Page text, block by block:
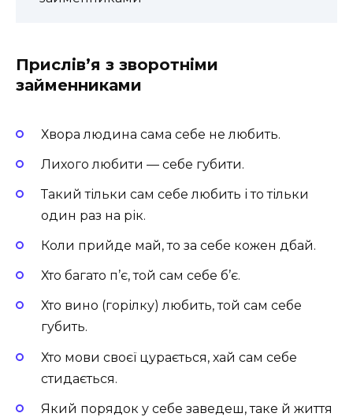
Прислів’я з зворотніми
займенниками
Хвора людина сама себе не любить.
Лихого любити — себе губити.
Такий тільки сам себе любить і то тільки
один раз на рік.
Коли прийде май, то за себе кожен дбай.
Хто багато п’є, той сам себе б’є.
Хто вино (горілку) любить, той сам себе
губить.
Хто мови своєї цурається, хай сам себе
стидається.
Який порядок у себе заведеш, таке й життя